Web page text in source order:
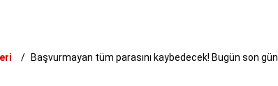
Başvurmayan tüm parasını kaybedecek! Bugün son gün